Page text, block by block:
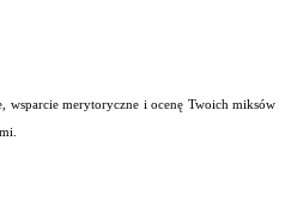
wsparcie merytoryczne i ocenę Twoich miksów